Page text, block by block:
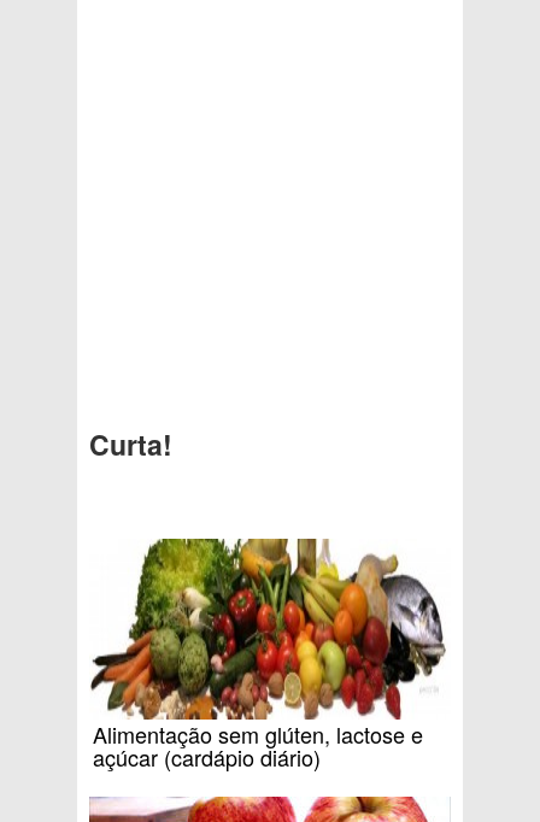
Curta!
Alimentação sem glúten, lactose e
açúcar (cardápio diário)